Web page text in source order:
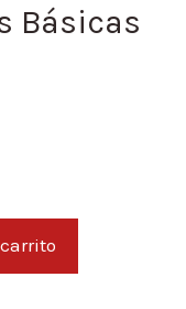
Básicas